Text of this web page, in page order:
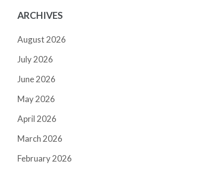
ARCHIVES
August 2026
July 2026
June 2026
May 2026
April 2026
March 2026
February 2026